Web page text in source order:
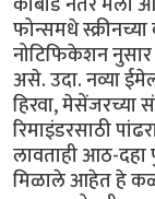
फोन्समधे
नोटिफिकेशन
असे. उदा. नव्या
हिरवा, मेसेंजरच्या
रिमाइंडरसाठी
लावताही आठ-
मिळाले आहेत हे